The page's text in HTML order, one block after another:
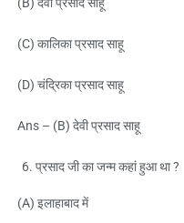
(C) कालिका प्रसाद साहू
(D) चंद्रिका प्रसाद साहू
Ans – (B) देवी प्रसाद साहू
प्रसाद जी का जन्म कहां हुआ था ?
(A) इलाहाबाद में